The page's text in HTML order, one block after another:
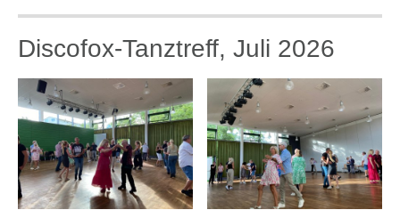
Discofox-Tanztreff, Juli 2026